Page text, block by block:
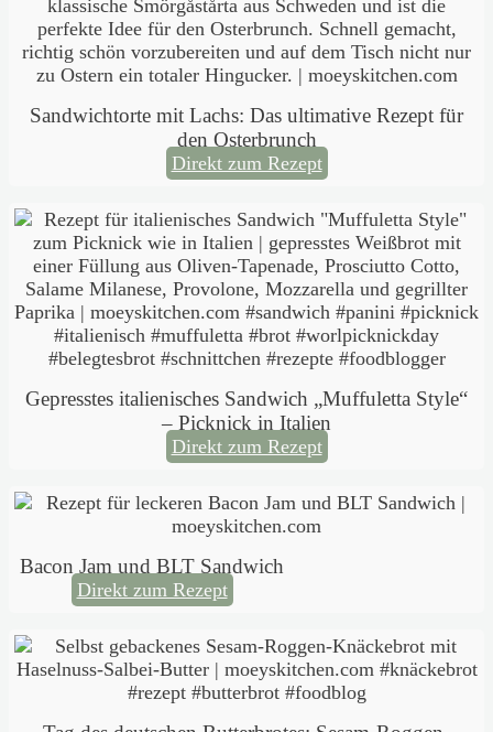
Sandwichtorte mit Lachs: Das ultimative Rezept für
den Osterbrunch
Direkt zum Rezept
Gepresstes italienisches Sandwich „Muffuletta Style“
– Picknick in Italien
Direkt zum Rezept
Bacon Jam und BLT Sandwich
Direkt zum Rezept